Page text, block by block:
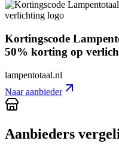
Kortingscode
50% korting op
lampentotaal.nl
Naar aanbieder
Aanbieders